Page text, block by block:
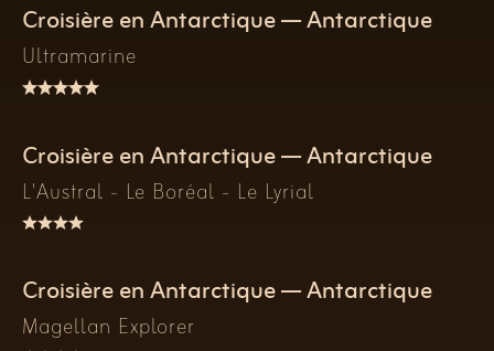
Croisière en Antarctique — Antarctique
Ultramarine
Croisière en Antarctique — Antarctique
L'Austral - Le Boréal - Le Lyrial
Croisière en Antarctique — Antarctique
Magellan Explorer